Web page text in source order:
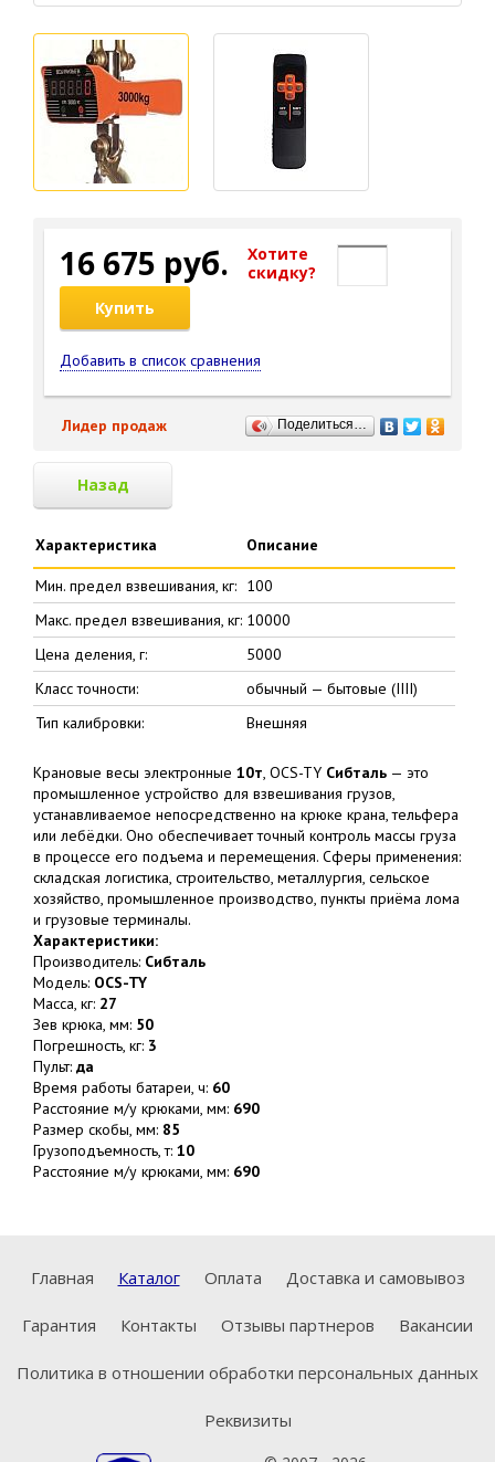
16 675 руб.
Хотите
cкидку?
Купить
Добавить в список сравнения
Лидер продаж Поделиться…
Назад
Характеристика Описание
Мин. предел взвешивания, кг: 100
Макс. предел взвешивания, кг: 10000
Цена деления, г:
5000
Класс точности:
обычный — бытовые (IIII)
Тип калибровки:
Внешняя
Крановые весы электронные 10т, OCS-TY Сибталь — это
промышленное устройство для взвешивания грузов,
устанавливаемое непосредственно на крюке крана, тельфера
или лебёдки. Оно обеспечивает точный контроль массы груза
в процессе его подъема и перемещения. Сферы применения:
складская логистика, строительство, металлургия, сельское
хозяйство, промышленное производство, пункты приёма лома
и грузовые терминалы.
Характеристики:
Производитель: Сибталь
Модель: OCS-TY
Масса, кг: 27
Зев крюка, мм: 50
Погрешность, кг: 3
Пульт: да
Время работы батареи, ч: 60
Расстояние м/у крюками, мм: 690
Размер скобы, мм: 85
Грузоподъемность, т: 10
Расстояние м/у крюками, мм: 690
Главная Каталог Оплата Доставка и самовывоз
Гарантия Контакты Отзывы партнеров Вакансии
Политика в отношении обработки персональных данных
Реквизиты